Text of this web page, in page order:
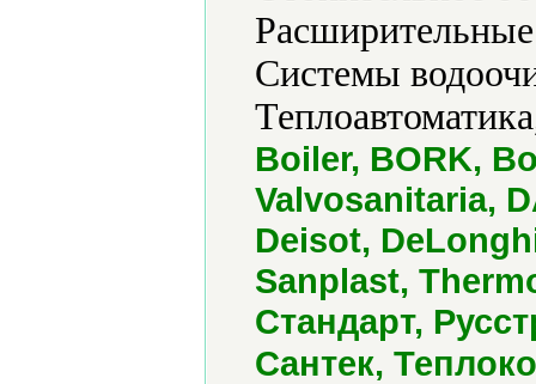
Системы
Boiler, BORK,
Valvosanitaria,
Deisot,
Sanplast,
Стандарт,
Сантек,